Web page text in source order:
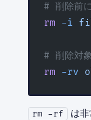
# 削除前
rm -i
# 削除対
rm -rv
rm -rf
は